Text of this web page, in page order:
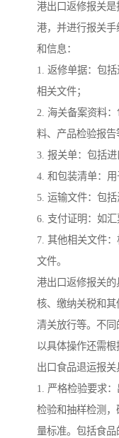
港出口返修报关是
港，并进行报关
和信息：
1. 返修单据：包
相关文件；
2. 海关备案资料
料、产品检验报告
3. 报关单：包括进
4. 和包装清单：用
5. 运输文件：包括
6. 支付证明：如汇
7. 其他相关文件
文件。
港出口返修报关
核、缴纳关税和其
清关放行等。不
以具体操作还需根
出口食品退运报关
1. 严格检验要求
检验和抽样检测
量标准。包括食